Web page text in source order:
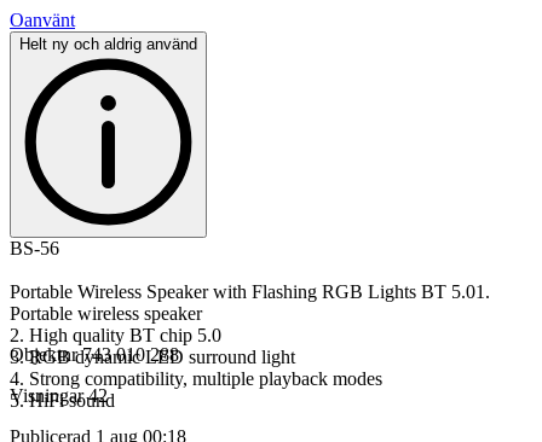
Oanvänt
Helt ny och aldrig använd
BS-56
Portable Wireless Speaker with Flashing RGB Lights BT 5.01.
Portable wireless speaker
2. High quality BT chip 5.0
3. RGB dynamic LED surround light
4. Strong compatibility, multiple playback modes
5. HiFi sound
Objektnr 743 010 288
Visningar 42
Publicerad 1 aug 00:18